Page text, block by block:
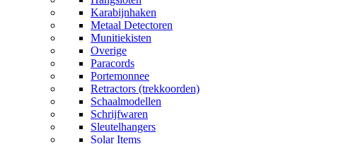
Karabijnhaken
Metaal Detectoren
Munitiekisten
Overige
Paracords
Portemonnee
Retractors (trekkoorden)
Schaalmodellen
Schrijfwaren
Sleutelhangers
Solar Items